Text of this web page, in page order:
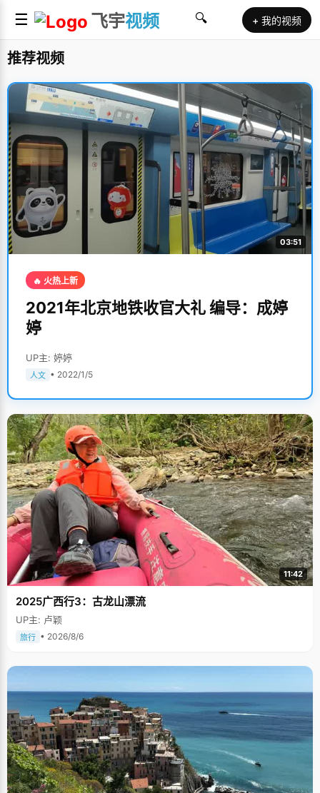
☰ 飞宇视频 🔍 + 我的视频
推荐视频
03:51
🔥 火热上新
2021年北京地铁收官大礼 编导：成婷
婷
UP主: 婷婷
人文 • 2022/1/5
11:42
2025广西行3：古龙山漂流
UP主: 卢颖
旅行 • 2026/8/6